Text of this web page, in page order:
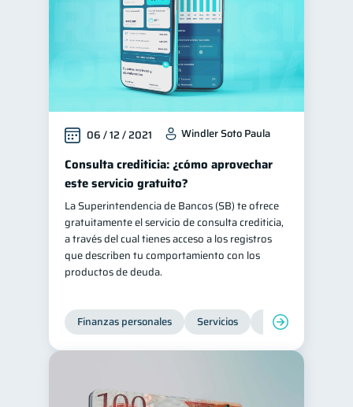
Criptomonedas 2
Cuenta Abandonada 2
Inversiones 2
Finanzas Personales 1
Finanzas en Pareja 1
Educación Financiera 1
Fraudes 1 Mipymes 1
Información financiera
inversiones
Salud mental 1 ahorro
Retiro Doble sueldo
información financiera 1
06 / 12 / 2021 Windler Soto Paula
Consulta crediticia: ¿cómo aprovechar
este servicio gratuito?
La Superintendencia de Bancos (SB) te ofrece
gratuitamente el servicio de consulta crediticia,
a través del cual tienes acceso a los registros
que describen tu comportamiento con los
productos de deuda.
Finanzas personales Servicios Inclusión financiera